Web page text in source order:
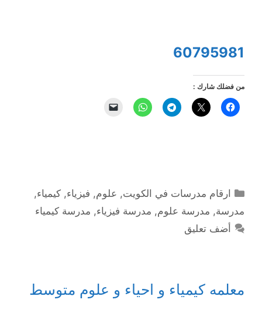
60795981
من فضلك شارك :
التصنيفات
ارقام مدرسات في الكويت, علوم, فيزياء,كيمياء,
مدرسة, مدرسة علوم, مدرسة فيزياء, مدرسة كيمياء
أضف تعليق
معلمه كيمياء و احياء و علوم متوسط